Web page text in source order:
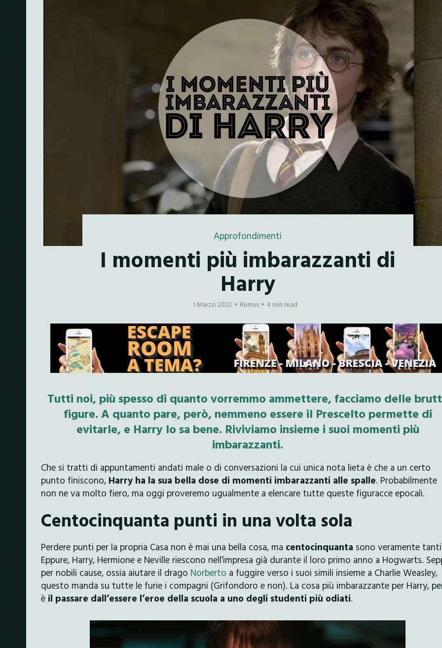
Approfondimenti
I momenti più imbarazzanti di
Harry
1 Marzo 2022 Remus 4 min read
Tutti noi, più spesso di quanto vorremmo ammettere, facciamo delle
figure. A quanto pare, però, nemmeno essere il Prescelto permette di
evitarle, e Harry lo sa bene. Riviviamo insieme i suoi momenti più
imbarazzanti.
Che si tratti di appuntamenti andati male o di conversazioni la cui unica nota lieta è che a un certo
punto finiscono, Harry ha la sua bella dose di momenti imbarazzanti alle spalle. Probabilmente
non ne va molto fiero, ma oggi proveremo ugualmente a elencare tutte queste figuracce epocali.
Centocinquanta punti in una volta sola
Perdere punti per la propria Casa non è mai una bella cosa, ma centocinquanta sono veramente
Eppure, Harry, Hermione e Neville riescono nell’impresa già durante il loro primo anno a Hogwarts.
per nobili cause, ossia aiutare il drago Norberto a fuggire verso i suoi simili insieme a Charlie Weasley,
questo manda su tutte le furie i compagni (Grifondoro e non). La cosa più imbarazzante per Harry,
èil passare dall’essere l’eroe della scuola a uno degli studenti più odiati.